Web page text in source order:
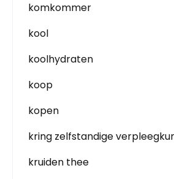
komkommer
kool
koolhydraten
koop
kopen
kring zelfstandige
kruiden thee